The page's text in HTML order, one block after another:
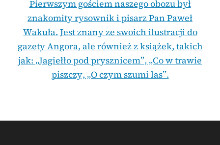
Pierwszym gościem naszego obozu był
znakomity rysownik i pisarz Pan Paweł
Wakuła. Jest znany ze swoich ilustracji do
gazety Angora, ale również z książek, takich
jak: „Jagiełło pod prysznicem”, „Co w trawie
piszczy, „O czym szumi las”.